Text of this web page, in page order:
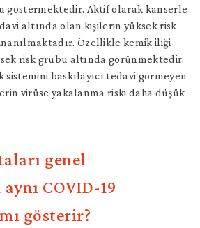
göstermektedir. Aktif olarak kanserle
altında olan kişilerin yüksek risk
Özellikle kemik iliği
risk grubu altında görünmektedir.
sistemini baskılayıcı tedavi görmeyen
virüse yakalanma riski daha düşük
genel
COVID-19
gösterir?